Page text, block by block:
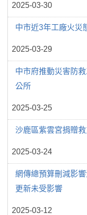
2025-03-30
中市近3年工廠火災
2025-03-29
中市府推動災害防
公所
2025-03-25
沙鹿區紫雲宮捐贈
2025-03-24
網傳總預算刪減影
更新未受影響
2025-03-12